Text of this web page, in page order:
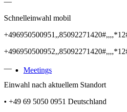
Meetings
Schnelleinwahl mobil
—
Einwahl nach aktuellem Standort
• +49 69 5050 0951 Deutschland